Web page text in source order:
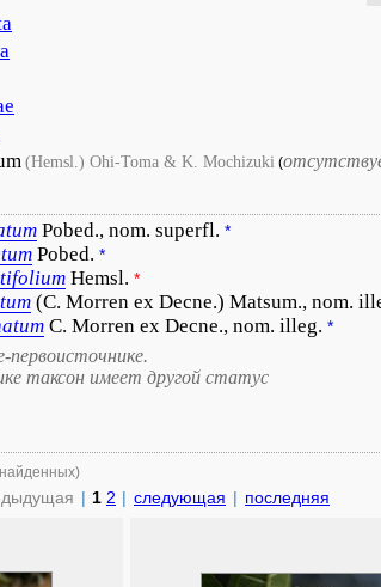
(Hemsl.) Ohi-Toma & K. Mochizuki (
Pobed., nom. superfl. *
Pobed. *
Hemsl. *
(C. Morren ex Decne.) Matsum., nom.
C. Morren ex Decne., nom. illeg. *
первоисточнике.
таксон имеет другой статус
| 1 2 | следующая | последняя